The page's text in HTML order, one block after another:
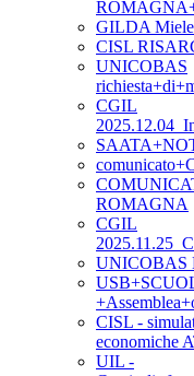
GILDA
CISL
UNICOBAS
CGIL
ROMAGNA
CGIL
UNICOBAS
CISL -
economiche
UIL -